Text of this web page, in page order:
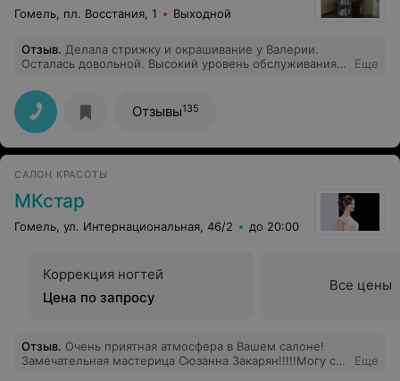
Гомель, пл. Восстания, 1 Выходной
Отзыв. Делала стрижку и окрашивание у Валерии.
Осталась довольной. Высокий уровень обслуживания.
Еще
Отзывы135
САЛОН КРАСОТЫ
МКстар
Гомель, ул. Интернациональная, 46/2 до 20:00
Коррекция ногтей
Цена по запросу
Все цены
Отзыв. Очень приятная атмосфера в Вашем салоне!
Замечательная мастерица Сюзанна Закарян!!!!!Могу с
Еще